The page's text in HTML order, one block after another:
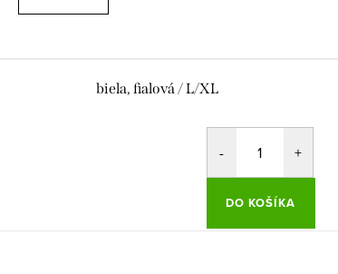
biela, fialová / L/XL
DO KOŠÍKA